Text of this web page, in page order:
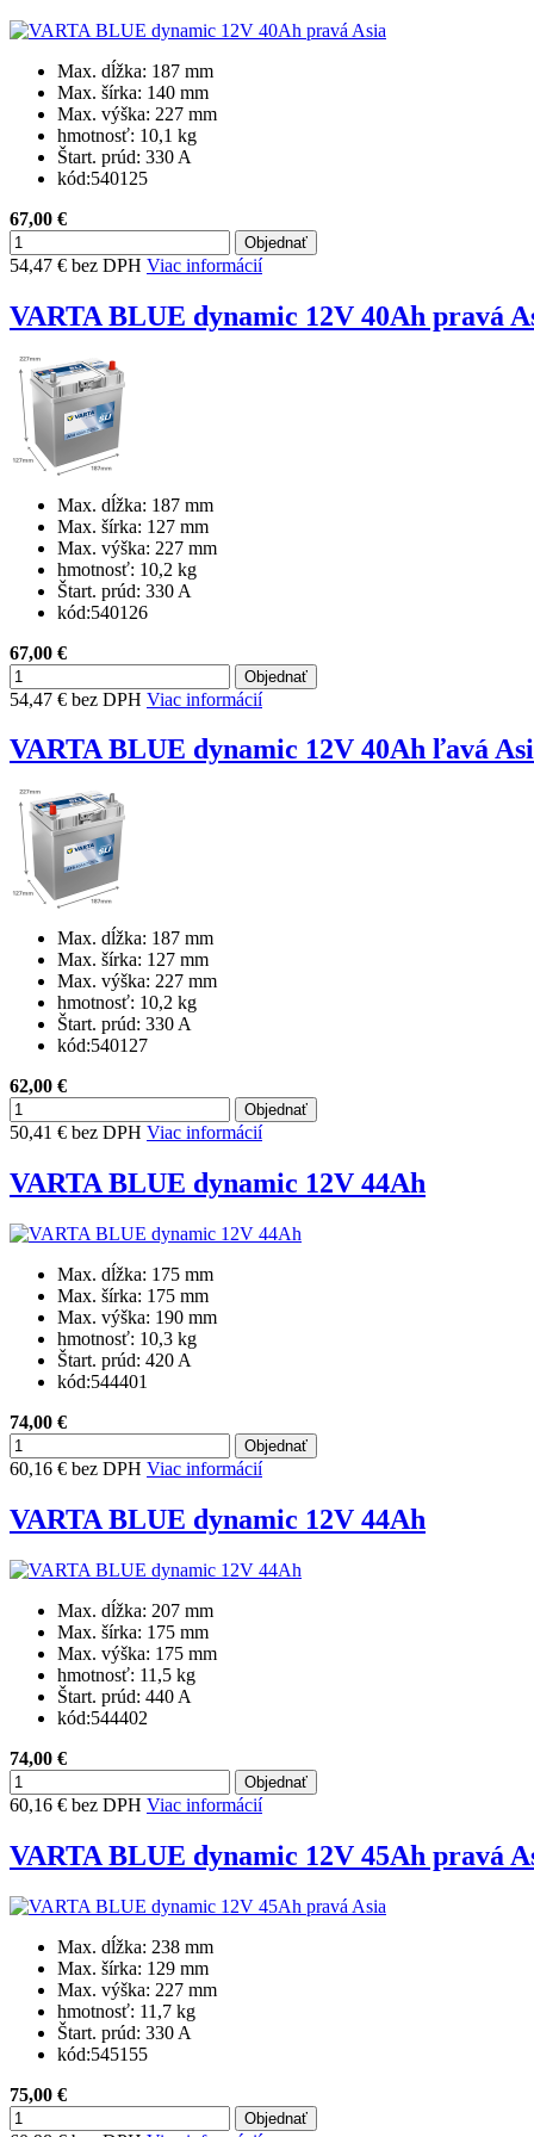
Max. dĺžka: 187 mm
Max. šírka: 140 mm
Max. výška: 227 mm
hmotnosť: 10,1 kg
Štart. prúd: 330 A
kód:540125
67,00 €
54,47 € bez DPH Viac informácií
VARTA BLUE dynamic 12V 40Ah pravá
Max. dĺžka: 187 mm
Max. šírka: 127 mm
Max. výška: 227 mm
hmotnosť: 10,2 kg
Štart. prúd: 330 A
kód:540126
67,00 €
54,47 € bez DPH Viac informácií
VARTA BLUE dynamic 12V 40Ah ľavá
Max. dĺžka: 187 mm
Max. šírka: 127 mm
Max. výška: 227 mm
hmotnosť: 10,2 kg
Štart. prúd: 330 A
kód:540127
62,00 €
50,41 € bez DPH Viac informácií
VARTA BLUE dynamic 12V 44Ah
Max. dĺžka: 175 mm
Max. šírka: 175 mm
Max. výška: 190 mm
hmotnosť: 10,3 kg
Štart. prúd: 420 A
kód:544401
74,00 €
60,16 € bez DPH Viac informácií
VARTA BLUE dynamic 12V 44Ah
Max. dĺžka: 207 mm
Max. šírka: 175 mm
Max. výška: 175 mm
hmotnosť: 11,5 kg
Štart. prúd: 440 A
kód:544402
74,00 €
60,16 € bez DPH Viac informácií
VARTA BLUE dynamic 12V 45Ah pravá
Max. dĺžka: 238 mm
Max. šírka: 129 mm
Max. výška: 227 mm
hmotnosť: 11,7 kg
Štart. prúd: 330 A
kód:545155
75,00 €